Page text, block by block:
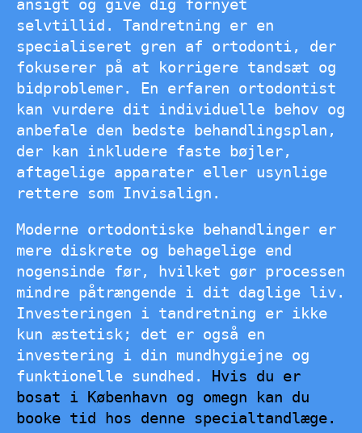
ansigt og give dig fornyet
selvtillid. Tandretning er en
specialiseret gren af ortodonti, der
fokuserer på at korrigere tandsæt og
bidproblemer. En erfaren ortodontist
kan vurdere dit individuelle behov og
anbefale den bedste behandlingsplan,
der kan inkludere faste bøjler,
aftagelige apparater eller usynlige
rettere som Invisalign.
Moderne ortodontiske behandlinger er
mere diskrete og behagelige end
nogensinde før, hvilket gør processen
mindre påtrængende i dit daglige liv.
Investeringen i tandretning er ikke
kun æstetisk; det er også en
investering i din mundhygiejne og
funktionelle sundhed. Hvis du er
bosat i København og omegn kan du
booke tid hos denne specialtandlæge.